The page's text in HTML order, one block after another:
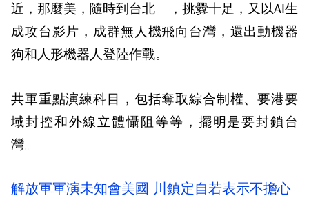
近，那麼美，隨時到台北」，挑釁十足，又以AI生
成攻台影片，成群無人機飛向台灣，還出動機器
狗和人形機器人登陸作戰。
共軍重點演練科目，包括奪取綜合制權、要港要
域封控和外線立體懾阻等等，擺明是要封鎖台
灣。
解放軍軍演未知會美國 川鎮定自若表示不擔心